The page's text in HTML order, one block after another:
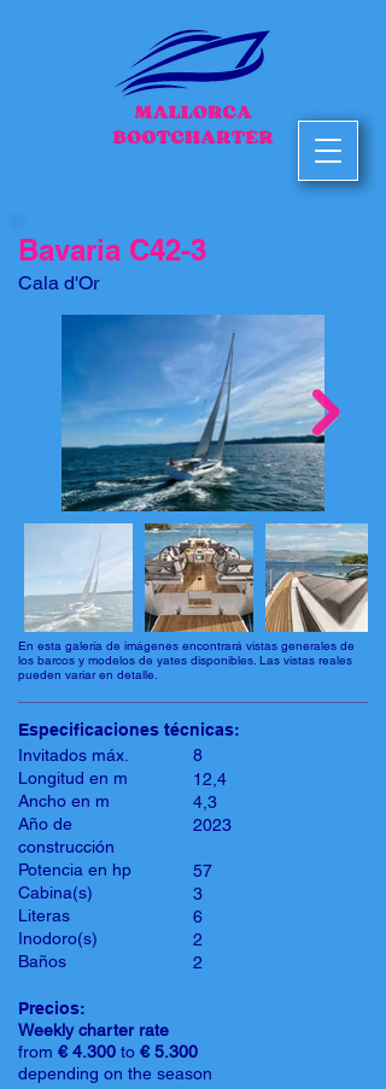
Bavaria C42-3
Cala d'Or
En esta galería de imágenes encontrará vistas generales de
los barcos y modelos de yates disponibles. Las vistas reales
pueden variar en detalle.
Especificaciones técnicas:
Invitados máx.
Longitud en m
Ancho en m
Año de
construcción
Potencia en hp
Cabina(s)
Literas
Inodoro(s)
Baños
8
12,4
4,3
2023
57
3
6
2
2
Precios:
Weekly charter rate
from € 4.300 to € 5.300
depending on the season